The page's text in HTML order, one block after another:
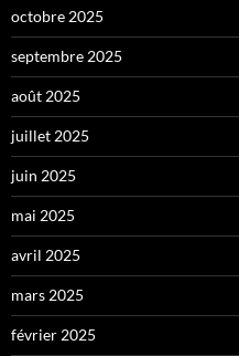
octobre 2025
septembre 2025
août 2025
juillet 2025
juin 2025
mai 2025
avril 2025
mars 2025
février 2025